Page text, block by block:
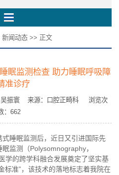
新闻动态 >> 正文
眠监测检查 助力睡眠呼吸障
准诊疗
吴振寰 来源：口腔正畸科 浏览次
： 662
睡眠监测后， 近日 又引进国际先
监测（Polysomnography，
学的跨学科融合发展奠定了坚实基
标准”，该技术的落地标志着我院在